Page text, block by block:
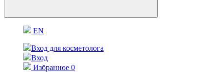
EN
Вход для косметолога
Вход
Избранное 0